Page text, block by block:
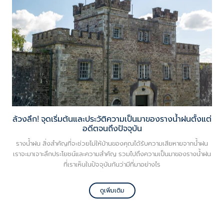
ล้วงลึก! จุดเริ่มต้นและประวัติความเป็นมาของรางน้ำฝนตั้งแต่
อดีตจนถึงปัจจุบัน
รางน้ำฝน สิ่งสำคัญที่จะช่วยไม่ให้บ้านของคุณได้รับความเสียหายจากน้ำฝน
เราจะมาเจาะลึกประโยชน์และความสำคัญ รวมไปถึงความเป็นมาของรางน้ำฝน
ที่เราเห็นในปัจจุบันกันว่ามีที่มาอย่างไร
ดูเพิ่มเติม